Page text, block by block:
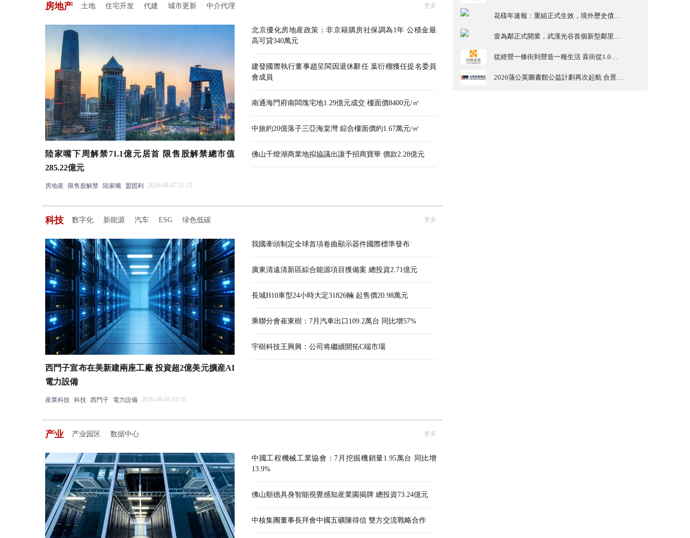
房地产 土地 住宅开发 代建 城市更新 中介代理 更多
陸家嘴下周解禁71.1億元居首 限售股解禁總市值
285.22億元
房地産 限售股解禁 陸家嘴 盟固利 2026-08-07 22:23
北京優化房地産政策：非京籍購房社保調為1年 公積金最
高可貸340萬元
建發國際執行董事趙呈閩因退休辭任 葉衍榴獲任提名委員
會成員
南通海門府南闆塊宅地1.29億元成交 樓面價8400元/㎡
中旅約20億落子三亞海棠灣 綜合樓面價約1.67萬元/㎡
佛山千燈湖商業地拟協議出讓予招商寶華 價款2.28億元
科技 数字化 新能源 汽车 ESG 绿色低碳 更多
西門子宣布在美新建兩座工廠 投資超2億美元擴産AI
電力設備
産業科技 科技 西門子 電力設備 2026-08-08 02:18
我國牽頭制定全球首項卷曲顯示器件國際標準發布
廣東清遠清新區綜合能源項目獲備案 總投資2.71億元
長城H10車型24小時大定31826輛 起售價20.98萬元
乘聯分會崔東樹：7月汽車出口109.2萬台 同比增57%
宇樹科技王興興：公司将繼續開拓C端市場
产业 产业园区 数据中心 更多
中國工程機械工業協會：7月挖掘機銷量1.95萬台 同比增
13.9%
佛山順德具身智能視覺感知産業園揭牌 總投資73.24億元
中核集團董事長拜會中國五礦陳得信 雙方交流戰略合作